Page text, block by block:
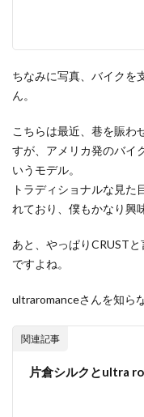
ちなみに写真、バイクを
ん。
こちらは最近、巷を賑わ
すが、アメリカ発のバイ
いうモデル。
トラディショナルな見た
れており、僕もかなり興
あと、やっぱりCRUST
ですよね。
ultraromanceさんを知ら
関連記事
片倉シルクとultra